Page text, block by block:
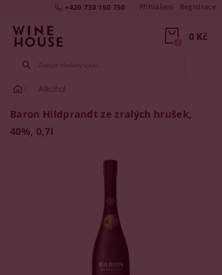
+420 730 150 750 Přihlášení Registrace
0 Kč
0
Alkohol
Baron Hildprandt ze zralých hrušek,
40%, 0,7l